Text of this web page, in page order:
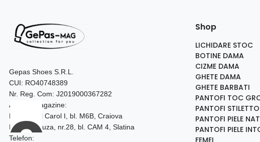
Gepas Shoes S.R.L.
CUI: RO40748389
Nr. Reg. Com: J2019000367282
Adresa magazine:
Bulevardul Carol I, bl. M6B, Craiova
B-dul Al. Cuza, nr.28, bl. CAM 4, Slatina
Telefon:
Shop
LICHIDARE STOC
BOTINE DAMA
CIZME DAMA
GHETE DAMA
GHETE BARBATI
PANTOFI TOC
PANTOFI STILETTO
PANTOFI PIELE
PANTOFI PIELE
FEMEI